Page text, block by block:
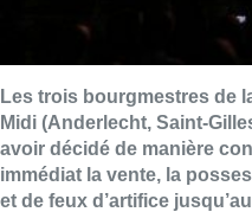
Les trois bourgmestres de
Midi (Anderlecht, Saint-
avoir décidé de manière
immédiat la vente, la
et de feux d’artifice